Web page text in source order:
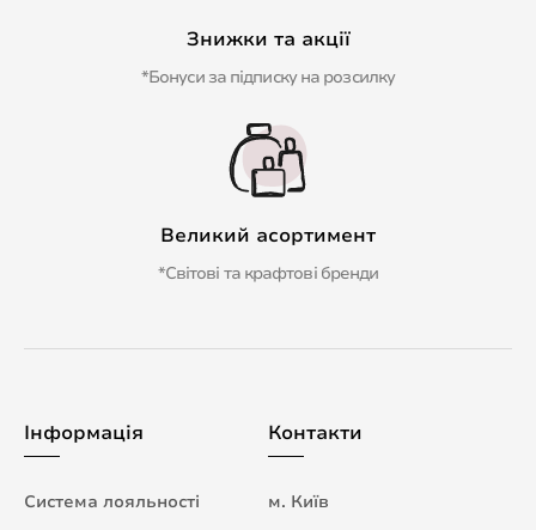
Знижки та акції
*Бонуси за підписку на розсилку
Великий асортимент
*Світові та крафтові бренди
Інформація
Система лояльності
Контакти
м. Київ